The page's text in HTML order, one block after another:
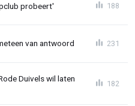
probeert' 188
van antwoord 231
Duivels wil laten
182